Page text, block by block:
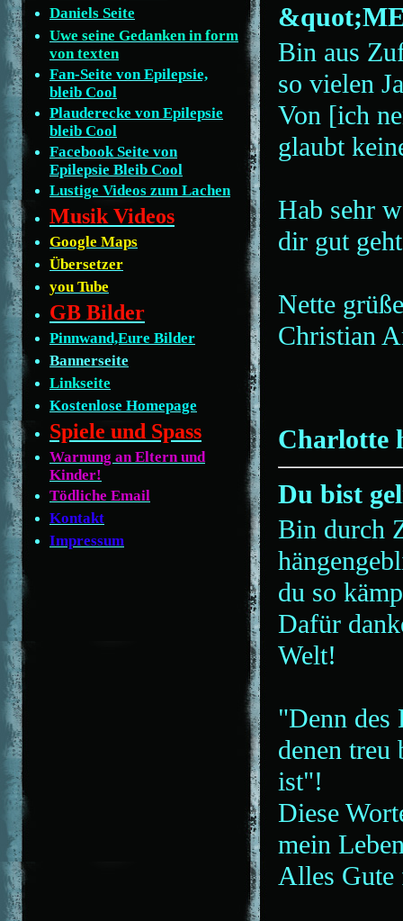
Daniels Seite
Uwe seine Gedanken in form
von texten
Fan-Seite von Epilepsie,
bleib Cool
Plauderecke von Epilepsie
bleib Cool
Facebook Seite von
Epilepsie Bleib Cool
Lustige Videos zum Lachen
Musik Videos
Google Maps
Übersetzer
you Tube
GB Bilder
Pinnwand,Eure Bilder
Bannerseite
Linkseite
Kostenlose Homepage
Spiele und Spass
Warnung an Eltern und
Kinder!
Tödliche Email
Kontakt
Impressum
Bin aus
so vielen
Von [ich
glaubt
Hab sehr
dir gut
Nette
Christian
Charlotte
Du bist
Bin durch
du so
Dafür
Welt!
"Denn des
denen treu
ist"!
Diese
mein
Alles